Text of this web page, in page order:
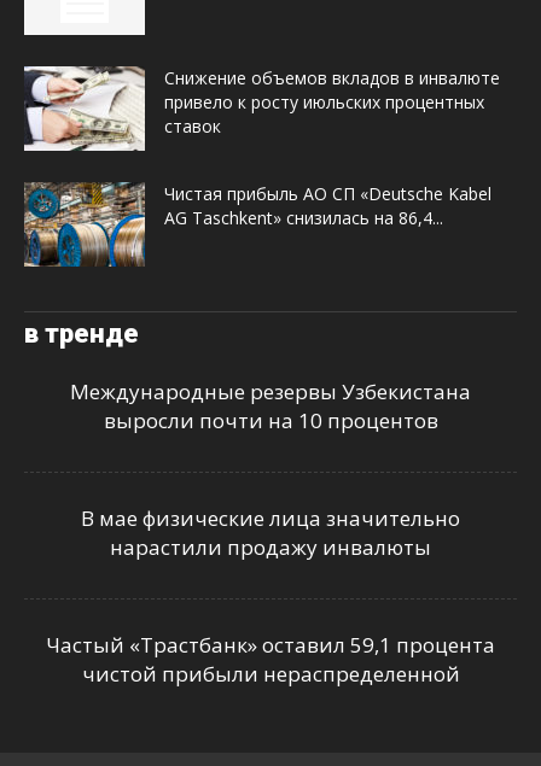
Снижение объемов вкладов в инвалюте
привело к росту июльских процентных
ставок
Чистая прибыль АО СП «Deutsche Kabel
AG Taschkent» снизилась на 86,4...
в тренде
Международные резервы Узбекистана
выросли почти на 10 процентов
В мае физические лица значительно
нарастили продажу инвалюты
Частый «Трастбанк» оставил 59,1 процента
чистой прибыли нераспределенной